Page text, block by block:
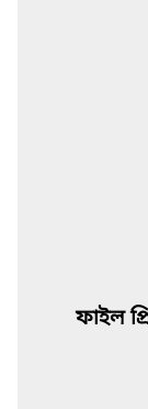
ফাইল